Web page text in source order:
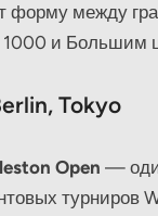
форму между
1000 и Большим
Tokyo
Open —
турниров